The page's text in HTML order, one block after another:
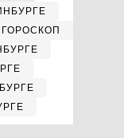
ГОРОСКОП